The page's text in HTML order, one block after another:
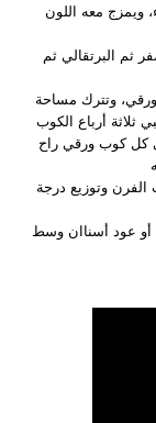
ويمزج معه اللون
ثم البرتقالي ثم
وتترك مساحة
ثلاثة أرباع الكوب
كل كوب ورقي راح
يختلف حسب الفرن وتوزيع درجة
السكين أو عود أسناان وسط